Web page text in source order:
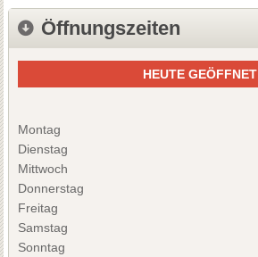
Öffnungszeiten
HEUTE GEÖFFNET
Montag
Dienstag
Mittwoch
Donnerstag
Freitag
Samstag
Sonntag